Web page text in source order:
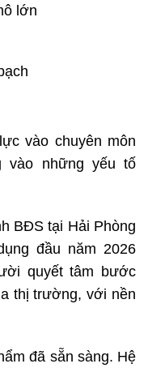
lớn
vào chuyên môn
vào những yếu tố
BĐS tại Hải Phòng
đầu năm 2026
quyết tâm bước
thị trường, với nền
đã sẵn sàng. Hệ